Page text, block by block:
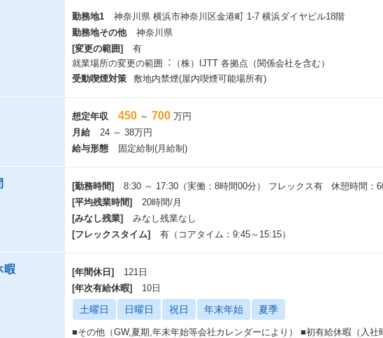
勤務地1
神奈川県 横浜市神奈川区⾦港町 1-7 横浜ダイヤビル18階
勤務地その他
神奈川県
[変更の範囲]
有
就業場所の変更の範囲︓（株）IJTT 各拠点（関係会社を含む）
受動喫煙対策
敷地内禁煙(屋内喫煙可能場所有)
想定年収 450 ～ 700 万円
月給
24 ～ 38万円
給与形態
固定給制(月給制)
[勤務時間]
8:30 ～ 17:30（実働：8時間00分） フレックス有 休憩時間：
[平均残業時間]
20時間/月
[みなし残業]
みなし残業なし
[フレックスタイム]
有（コアタイム：9:45～15:15）
暇 [年間休日]
121日
[年次有給休暇]
10日
土曜日 日曜日 祝日 年末年始 夏季
■その他（GW,夏期,年末年始等会社カレンダーにより） ■初有給休暇（入社